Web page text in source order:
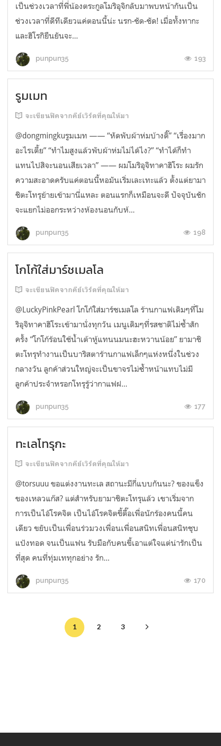
เป็นช่วงเวลาที่พี่น้องตระกูลโมริอุจิกลับมาพบหน้ากันเป็น
ช่วงเวลาที่ดีทีเดียวแค่ตอนนี้น่ะ นรก-ชัด-ชัด! เมื่อทั้งทากะ
และฮิโรกิยืนยันจะ...
punpun35 193
รูมเมท
จะเขียนฟิคจากคีย์เวิร์ดที่คุณให้มา
@dongmingkuรูมเมท —— “หัดพับผ้าห่มบ้างดิ๊” “เรื่องมาก
อะไรเตี้ย” “ทำไมสูงแล้วพับผ้าห่มไม่ได้ไง?” “ทำได้ก็ทำ
แทนไปสิจะนอนเสียเวลา” —— ผมโมริอุจิทาคาฮิโระ ผมรัก
ความสะอาดครับแค่ตอนนี้หอมันเริ่มเละเทะแล้ว ตั้งแต่ยามา
ชิตะโทรุย้ายเข้ามานี่แหละ ตอนแรกก็เหมือนจะดี ปัจจุบันชัก
จะแยกไม่ออกระหว่างห้องนอนกับห้...
punpun35 198
โกโก้ใส่มาร์ชเมลโล
จะเขียนฟิคจากคีย์เวิร์ดที่คุณให้มา
@LuckyPinkPearl โกโก้ใส่มาร์ชเมลโล ร้านกาแฟเดิมๆที่โม
ริอุจิทาคาฮิโระเข้ามานั่งทุกวัน เมนูเดิมๆที่รสชาติไม่ซ้ำสัก
ครั้ง “โกโก้ร้อนใช้น้ำเต้าหู้แทนนมนะฮะหวานน้อย” ยามาชิ
ตะโทรุทำงานเป็นบาริสตาร้านกาแฟเล็กๆแห่งหนึ่งในช่วง
กลางวัน ลูกค้าส่วนใหญ่จะเป็นขาจรไม่ซ้ำหน้าแทบไม่มี
ลูกค้าประจำหรอกโทรุรู้ว่ากาแฟฝ...
punpun35 177
ทะเลโทรุกะ
จะเขียนฟิคจากคีย์เวิร์ดที่คุณให้มา
@torsuuu ขอแต่งงานทะเล สถานะมีกี่แบบกันนะ? ของแข็ง
ของเหลวแก๊ส? แต่สำหรับยามาชิตะโทรุแล้ว เขาเริ่มจาก
การเป็นไอ้โรคจิต เป็นไอ้โรคจิตขี้ตื๊อเพื่อนักร้องคนนี้คน
เดียว ขยับเป็นเพื่อนร่วมวงเพื่อนเพื่อนสนิทเพื่อนสนิทชุบ
แป้งทอด จนเป็นแฟน รับมือกับคนขี้เอาแต่ใจแต่น่ารักเป็น
ที่สุด คนที่ทุ่มเททุกอย่าง รัก...
punpun35 170
1 2 3